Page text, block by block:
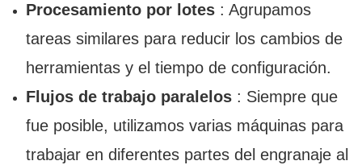
Procesamiento por lotes: Agrupamos
tareas similares para reducir los cambios de
herramientas y el tiempo de configuración.
Flujos de trabajo paralelos: Siempre que
fue posible, utilizamos varias máquinas para
trabajar en diferentes partes del engranaje al